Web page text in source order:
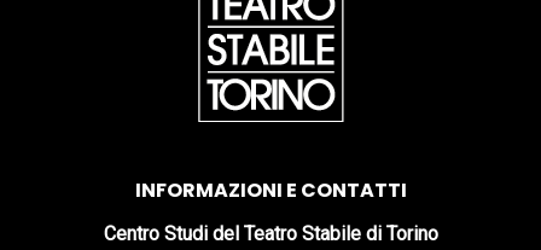
INFORMAZIONI E CONTATTI
Centro Studi del Teatro Stabile di Torino